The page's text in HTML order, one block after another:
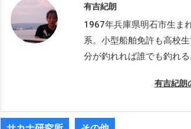
有吉紀朗
1967年兵庫県明石市生ま
系。小型船舶免許も高校
分が釣れれば誰でも釣れる
有吉紀朗